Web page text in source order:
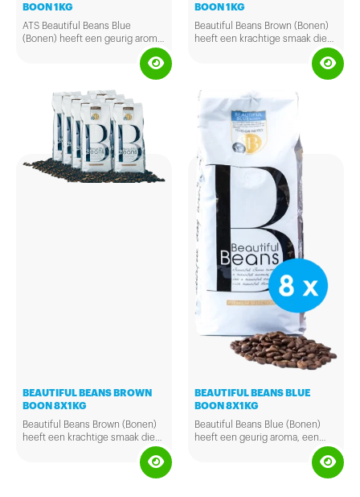
BOON 1KG
ATS Beautiful Beans Blue
(Bonen) heeft een geurig aroma,
een zachte frisse smaak en een
nuance van chocolade in de
BOON 1KG
Beautiful Beans Brown (Bonen)
heeft een krachtige smaak die
bijna onovertroffen is. Met haar
subtiele aroma is deze koffie
BEAUTIFUL BEANS BROWN
BOON 8X1KG
Beautiful Beans Brown (Bonen)
heeft een krachtige smaak die
bijna onovertroffen is. Met haar
subtiele aroma is deze koffie
BEAUTIFUL BEANS BLUE
BOON 8X1KG
Beautiful Beans Blue (Bonen)
heeft een geurig aroma, een
nuance van chocolade in de
afdronk. Doos à 8 zakken van